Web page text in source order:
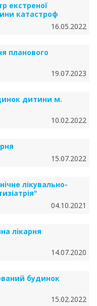
екстреної
катастроф
16.05.2022
планового
19.07.2023
дитини м.
10.02.2022
15.07.2022
лікувально-
04.10.2021
лікарня
14.07.2020
будинок
15.02.2022